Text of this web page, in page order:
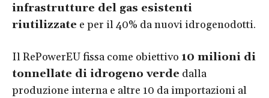
infrastrutture del gas esistenti
riutilizzate e per il 40% da nuovi idrogenodotti.
Il RePowerEU fissa come obiettivo 10 milioni di
tonnellate di idrogeno verde dalla
produzione interna e altre 10 da importazioni al